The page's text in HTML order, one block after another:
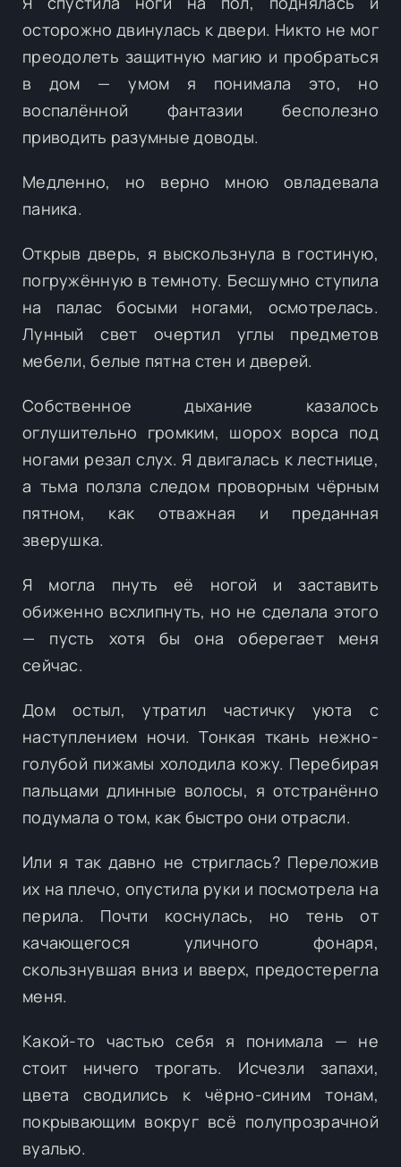
осторожно двинулась к двери. Никто не мог
преодолеть защитную магию и пробраться
в дом — умом я понимала это, но
воспалённой фантазии бесполезно
приводить разумные доводы.
Медленно, но верно мною овладевала
паника.
Открыв дверь, я выскользнула в гостиную,
погружённую в темноту. Бесшумно ступила
на палас босыми ногами, осмотрелась.
Лунный свет очертил углы предметов
мебели, белые пятна стен и дверей.
Собственное дыхание казалось
оглушительно громким, шорох ворса под
ногами резал слух. Я двигалась к лестнице,
а тьма ползла следом проворным чёрным
пятном, как отважная и преданная
зверушка.
Я могла пнуть её ногой и заставить
обиженно всхлипнуть, но не сделала этого
— пусть хотя бы она оберегает меня
сейчас.
Дом остыл, утратил частичку уюта с
наступлением ночи. Тонкая ткань нежно-
голубой пижамы холодила кожу. Перебирая
пальцами длинные волосы, я отстранённо
подумала о том, как быстро они отрасли.
Или я так давно не стриглась? Переложив
их на плечо, опустила руки и посмотрела на
перила. Почти коснулась, но тень от
качающегося уличного фонаря,
скользнувшая вниз и вверх, предостерегла
меня.
Какой-то частью себя я понимала — не
стоит ничего трогать. Исчезли запахи,
цвета сводились к чёрно-синим тонам,
покрывающим вокруг всё полупрозрачной
вуалью.